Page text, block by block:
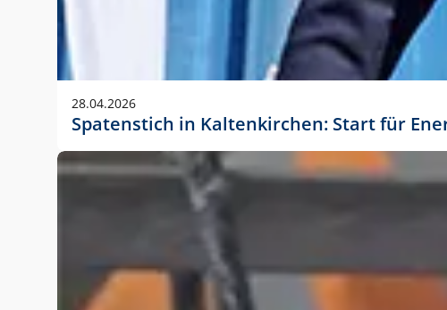
Anwendungsgröße im Layout:
28.04.2026
Spatenstich in Kaltenkirchen: Start für